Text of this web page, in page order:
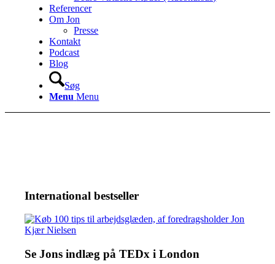
Referencer
Om Jon
Presse
Kontakt
Podcast
Blog
Søg
Menu Menu
International bestseller
Se Jons indlæg på TEDx i London